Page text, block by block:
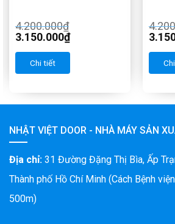
4.200.000₫
3.150.000₫
Chi tiết
NHẬT VIỆT DOOR - NHÀ MÁY SẢN
Địa chỉ: 31 Đường Đặng Thị Bìa, Ấp
Thành phố Hồ Chí Minh (Cách Bệnh
500m)